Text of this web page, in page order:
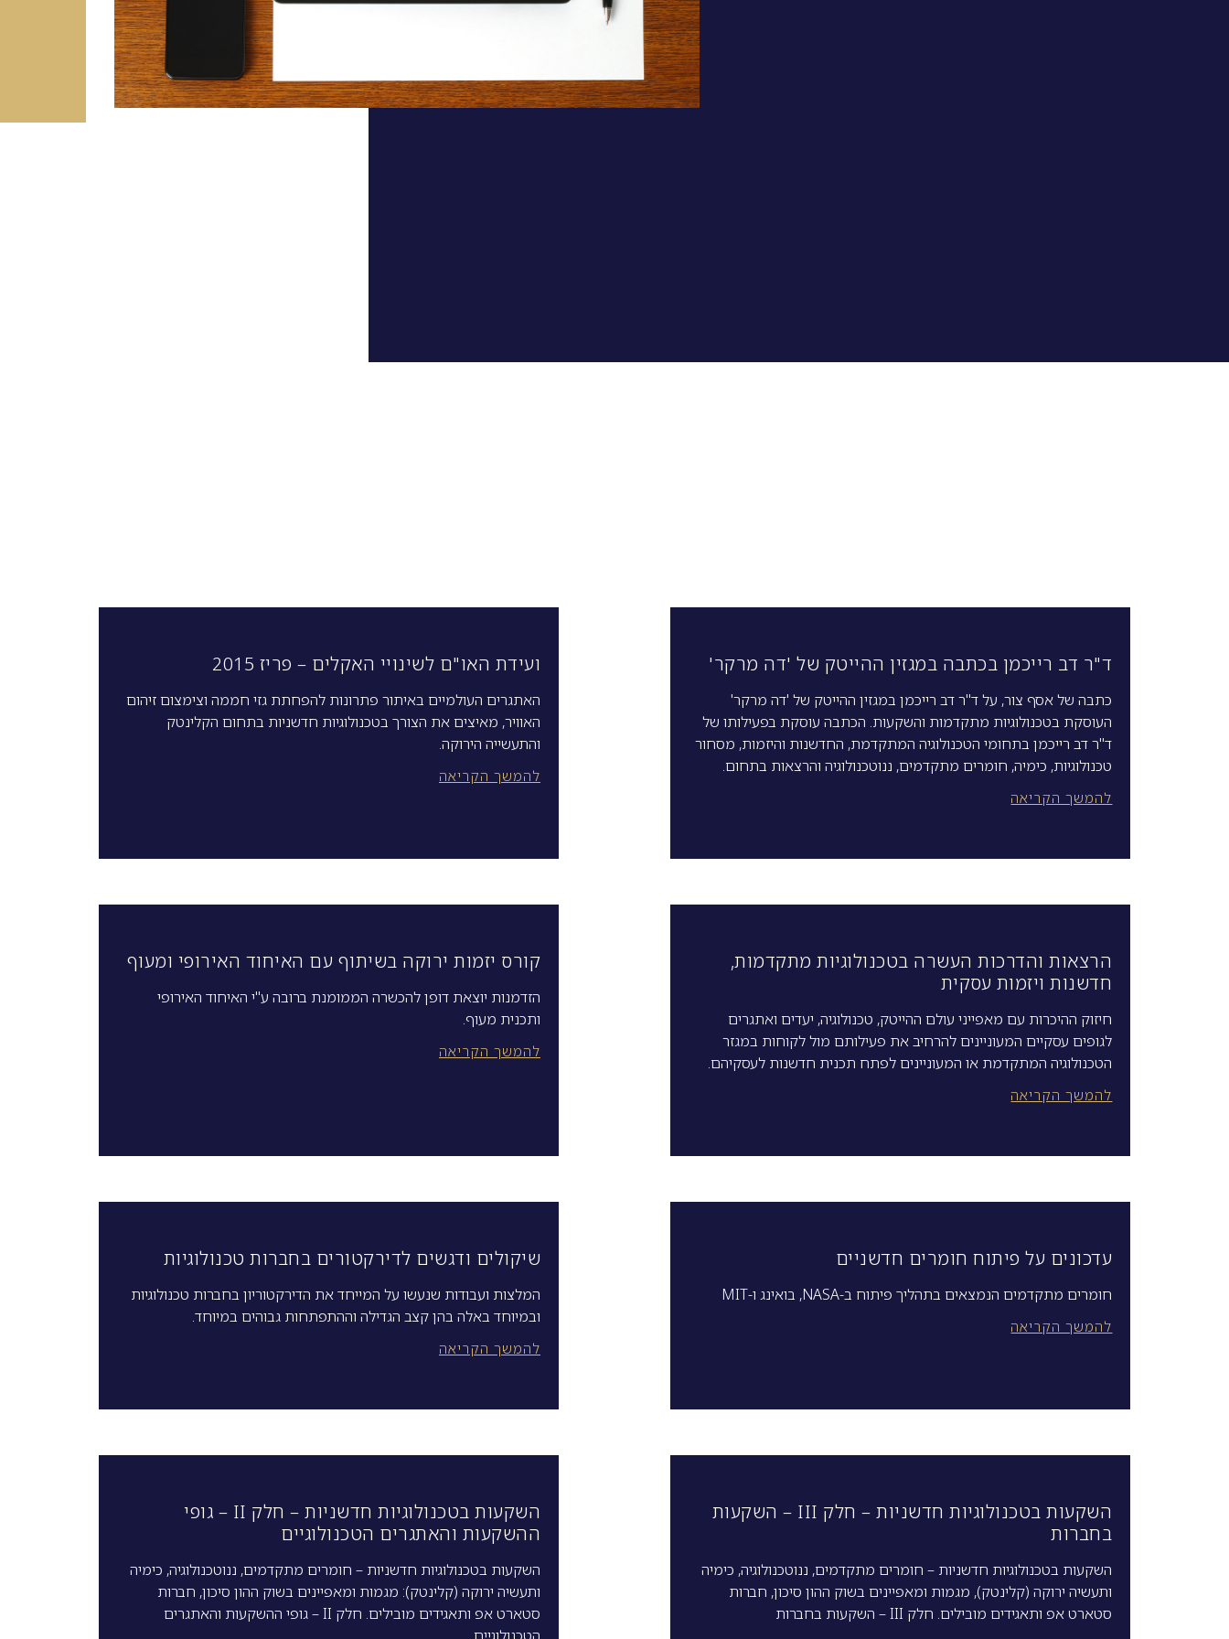
ד"ר דב רייכמן בכתבה במגזין ההייטק של 'דה מרקר'
כתבה של אסף צור, על ד"ר דב רייכמן במגזין ההייטק של 'דה מרקר'
העוסקת בטכנולוגיות מתקדמות והשקעות. הכתבה עוסקת בפעילותו של
ד"ר דב רייכמן בתחומי הטכנולוגיה המתקדמת, החדשנות והיזמות, מסחור
טכנולוגיות, כימיה, חומרים מתקדמים, ננוטכנולוגיה והרצאות בתחום.
להמשך הקריאה
ועידת האו"ם לשינויי האקלים – פריז 2015
האתגרים העולמיים באיתור פתרונות להפחתת גזי חממה וצימצום זיהום
האוויר, מאיצים את הצורך בטכנולוגיות חדשניות בתחום הקלינטק
והתעשייה הירוקה.
להמשך הקריאה
הרצאות והדרכות העשרה בטכנולוגיות מתקדמות,
חדשנות ויזמות עסקית
חיזוק ההיכרות עם מאפייני עולם ההייטק, טכנולוגיה, יעדים ואתגרים
לגופים עסקיים המעוניינים להרחיב את פעילותם מול לקוחות במגזר
הטכנולוגיה המתקדמת או המעוניינים לפתח תכנית חדשנות לעסקיהם.
להמשך הקריאה
קורס יזמות ירוקה בשיתוף עם האיחוד האירופי ומעוף
הזדמנות יוצאת דופן להכשרה הממומנת ברובה ע"י האיחוד האירופי
ותכנית מעוף.
להמשך הקריאה
עדכונים על פיתוח חומרים חדשניים
חומרים מתקדמים הנמצאים בתהליך פיתוח ב-NASA, בואינג ו-MIT
להמשך הקריאה
שיקולים ודגשים לדירקטורים בחברות טכנולוגיות
המלצות ועבודות שנעשו על המייחד את הדירקטוריון בחברות טכנולוגיות
ובמיוחד באלה בהן קצב הגדילה וההתפתחות גבוהים במיוחד.
להמשך הקריאה
השקעות בטכנולוגיות חדשניות – חלק III – השקעות
בחברות
השקעות בטכנולוגיות חדשניות – חומרים מתקדמים, ננוטכנולוגיה, כימיה
ותעשיה ירוקה (קלינטק), מגמות ומאפיינים בשוק ההון סיכון, חברות
סטארט אפ ותאגידים מובילים. חלק III – השקעות בחברות
השקעות בטכנולוגיות חדשניות – חלק II – גופי
ההשקעות והאתגרים הטכנולוגיים
השקעות בטכנולוגיות חדשניות – חומרים מתקדמים, ננוטכנולוגיה, כימיה
ותעשיה ירוקה (קלינטק): מגמות ומאפיינים בשוק ההון סיכון, חברות
סטארט אפ ותאגידים מובילים. חלק II – גופי ההשקעות והאתגרים